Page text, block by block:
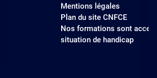
de confidentialité, en garantissant la
Mentions légales
Plan du site CNFCE
Nos formations sont
situation de handicap